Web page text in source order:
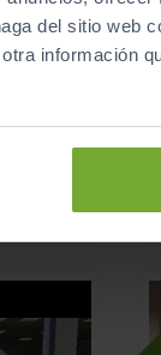
del sitio web
información
€
€/mes